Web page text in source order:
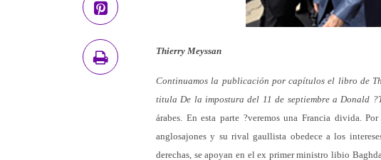
Thierry Meyssan
Continuamos la publicación por capítulos el libro de
titula De la impostura del 11 de septiembre a Donald
árabes. En esta parte ?veremos una Francia divida.
anglosajones y su rival gaullista obedece a los
derechas, se apoyan en el ex primer ministro libio